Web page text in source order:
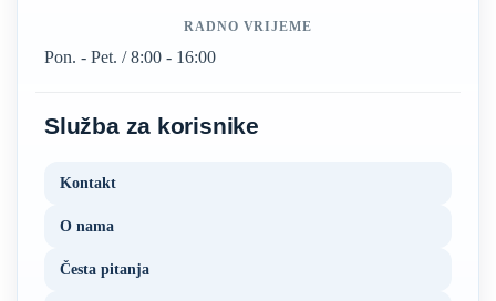
RADNO VRIJEME
Pon. - Pet. / 8:00 - 16:00
Služba za korisnike
Kontakt
O nama
Česta pitanja